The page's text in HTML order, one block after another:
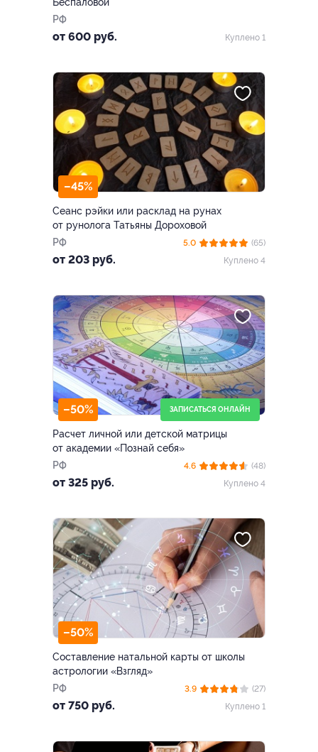
Беспаловой
РФ
от 600 руб. Куплено 1
–45%
Сеанс рэйки или расклад на рунах
от рунолога Татьяны Дороховой
РФ
от 203 руб.
5.0
(65)
Куплено 4
–50% ЗАПИСАТЬСЯ ОНЛАЙН
Расчет личной или детской матрицы
от академии «Познай себя»
РФ
от 325 руб.
4.6
(48)
Куплено 4
–50%
Составление натальной карты от школы
астрологии «Взгляд»
РФ
от 750 руб.
3.9
(27)
Куплено 1